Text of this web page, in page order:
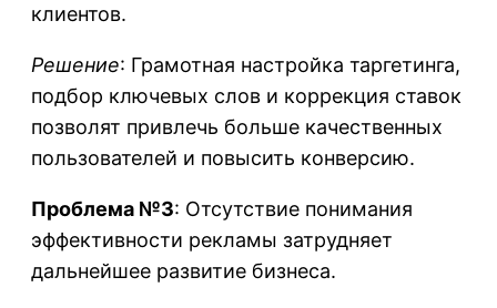
клиентов.
Решение: Грамотная настройка таргетинга,
подбор ключевых слов и коррекция ставок
позволят привлечь больше качественных
пользователей и повысить конверсию.
Проблема №3: Отсутствие понимания
эффективности рекламы затрудняет
дальнейшее развитие бизнеса.